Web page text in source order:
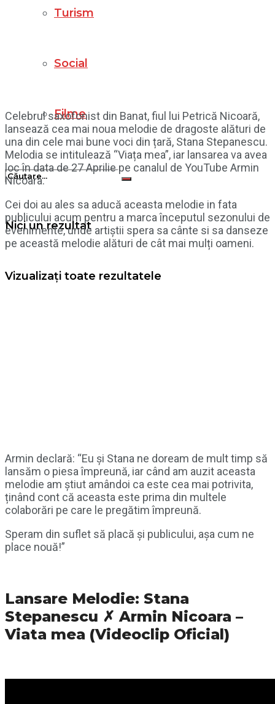
Turism
Social
Filme
Nici un rezultat
Vizualizați toate rezultatele
Celebrul saxofonist din Banat, fiul lui Petrică Nicoară,
lansează cea mai noua melodie de dragoste alături de
una din cele mai bune voci din țară, Stana Stepanescu.
Melodia se intitulează “Viața mea”, iar lansarea va avea
loc în data de 27 Aprilie pe canalul de YouTube Armin
Nicoara.
Cei doi au ales sa aducă aceasta melodie in fata
publicului acum pentru a marca începutul sezonului de
evenimente, unde artiștii spera sa cânte si sa danseze
pe această melodie alături de cât mai mulți oameni.
Armin declară: “Eu și Stana ne doream de mult timp să
lansăm o piesa împreună, iar când am auzit aceasta
melodie am știut amândoi ca este cea mai potrivita,
ținând cont că aceasta este prima din multele
colaborări pe care le pregătim împreună.
Speram din suflet să placă și publicului, așa cum ne
place nouă!”
Lansare Melodie: Stana
Stepanescu ✗ Armin Nicoara –
Viata mea (Videoclip Oficial)